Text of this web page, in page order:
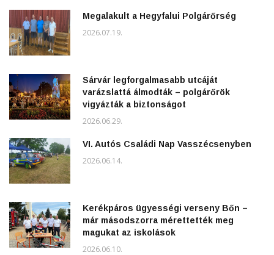
Megalakult a Hegyfalui Polgárőrség
2026.07.19.
Sárvár legforgalmasabb utcáját
varázslattá álmodták – polgárőrök
vigyázták a biztonságot
2026.06.29.
VI. Autós Családi Nap Vasszécsenyben
2026.06.14.
Kerékpáros ügyességi verseny Bőn –
már másodszorra mérettették meg
magukat az iskolások
2026.06.10.